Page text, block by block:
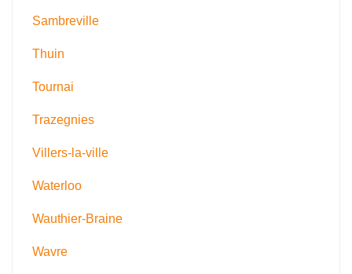
Sambreville
Thuin
Tournai
Trazegnies
Villers-la-ville
Waterloo
Wauthier-Braine
Wavre